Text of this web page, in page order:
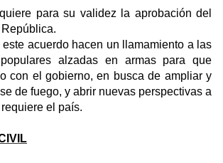
para su validez la aprobación del
este acuerdo hacen un llamamiento a las
alzadas en armas para que
con el gobierno, en busca de ampliar y
de fuego, y abrir nuevas perspectivas a
el país.